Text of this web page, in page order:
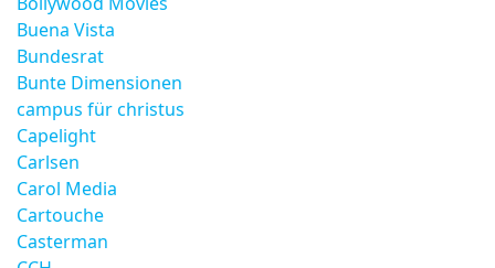
Buena Vista
Bundesrat
Bunte Dimensionen
campus für christus
Capelight
Carlsen
Carol Media
Cartouche
Casterman